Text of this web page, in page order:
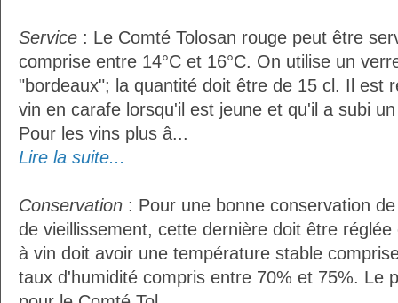
Service : Le Comté Tolosan rouge peut être
comprise entre 14°C et 16°C. On utilise un
"bordeaux"; la quantité doit être de 15 cl. Il est
vin en carafe lorsqu'il est jeune et qu'il a subi
Pour les vins plus â...
Lire la suite...
Conservation : Pour une bonne conservation
de vieillissement, cette dernière doit être réglée
à vin doit avoir une température stable
taux d'humidité compris entre 70% et 75%. Le